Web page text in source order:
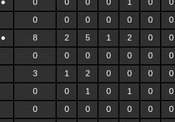
● 0 0 0 0 1 0
0
0 0 0 0 0 0
0
● 8 2 5 1 2 0
0
0 0 0 0 0 0
0
3 1 2 0 0 0
0
0 0 1 0 1 0
0
0 0 0 0 0 0
0